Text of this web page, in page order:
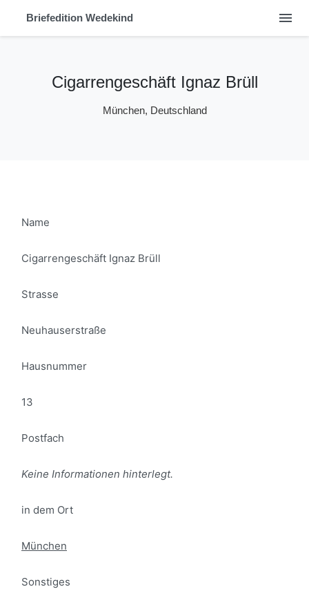
Briefedition Wedekind menu
Cigarrengeschäft Ignaz Brüll
München, Deutschland
Name
Cigarrengeschäft Ignaz Brüll
Strasse
Neuhauserstraße
Hausnummer
13
Postfach
Keine Informationen hinterlegt.
in dem Ort
München
Sonstiges